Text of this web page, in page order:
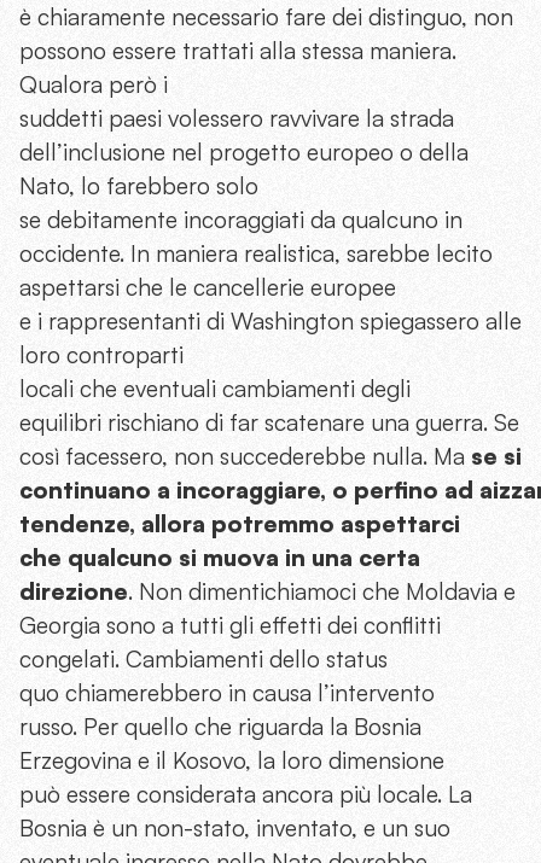
è chiaramente necessario fare dei distinguo, non
possono essere trattati alla stessa maniera.
Qualora però i
suddetti paesi volessero ravvivare la strada
dell’inclusione nel progetto europeo o della
Nato, lo farebbero solo
se debitamente incoraggiati da qualcuno in
occidente. In maniera realistica, sarebbe lecito
aspettarsi che le cancellerie europee
e i rappresentanti di Washington spiegassero alle
loro controparti
locali che eventuali cambiamenti degli
equilibri rischiano di far scatenare una guerra. Se
così facessero, non succederebbe nulla. Ma se si
continuano a incoraggiare, o perfino ad
tendenze, allora potremmo aspettarci
che qualcuno si muova in una certa
direzione. Non dimentichiamoci che Moldavia e
Georgia sono a tutti gli effetti dei conflitti
congelati. Cambiamenti dello status
quo chiamerebbero in causa l’intervento
russo. Per quello che riguarda la Bosnia
Erzegovina e il Kosovo, la loro dimensione
può essere considerata ancora più locale. La
Bosnia è un non-stato, inventato, e un suo